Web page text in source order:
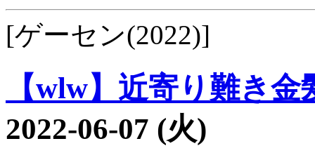
[ゲーセン(2022)]
【wlw】近寄り難き
2022-06-07 (火)